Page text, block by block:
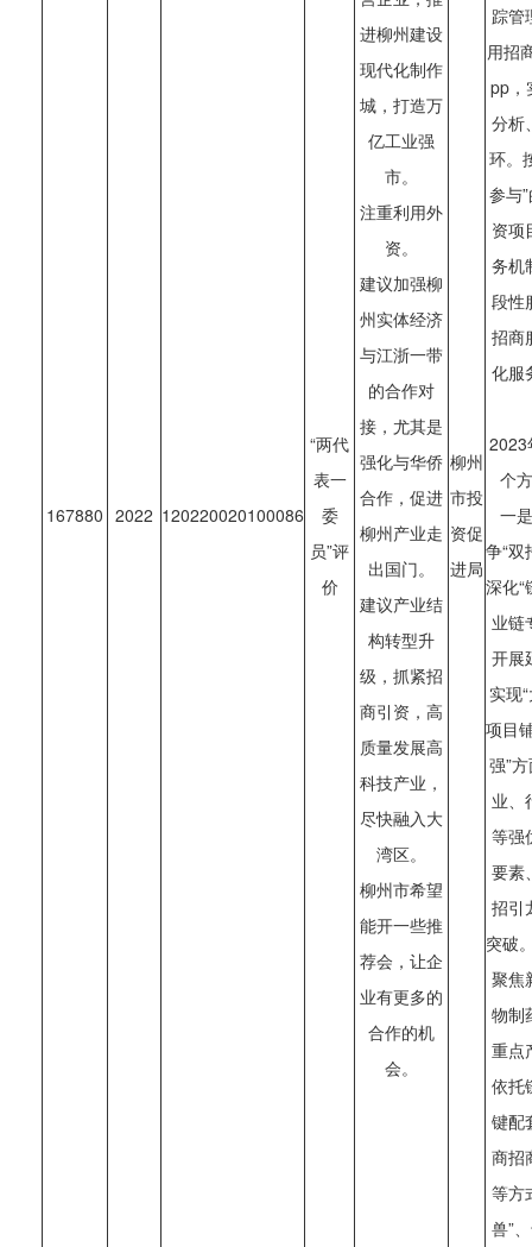
167880 2022 120220020100086
“两代
表一
委
员”评
价
进柳州建设
现代化制作
城，打造万
亿工业强
市。
注重利用外
资。
建议加强柳
州实体经济
与江浙一带
的合作对
接，尤其是
强化与华侨
合作，促进
柳州产业走
出国门。
建议产业结
构转型升
级，抓紧招
商引资，高
质量发展高
科技产业，
尽快融入大
湾区。
柳州市希望
能开一些推
荐会，让企
业有更多的
合作的机
会。
柳州
市投
资促
进局
踪管
用招
pp，
分析
环。
参与
资项
务机
段性
招商
化服
2023
个
一
争“双
深化“
业链
开展
实现
项目
强”
业、
等强
要素
招引
突破
聚焦
物制
重点
依托
键配
商招
等方
兽”